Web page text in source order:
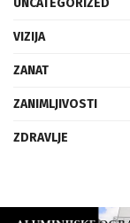
UNCATEGORIZED
VIZIJA
ZANAT
ZANIMLJIVOSTI
ZDRAVLJE